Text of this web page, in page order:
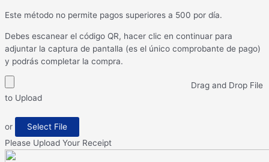
Este método no permite pagos superiores a 500 por día.
Debes escanear el código QR, hacer clic en continuar para
adjuntar la captura de pantalla (es el único comprobante de pago)
y podrás completar la compra.
Drag and Drop File
to Upload
or
Select File
Please Upload Your Receipt